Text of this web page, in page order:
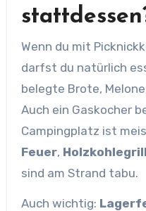
Wenn du mit
darfst du natürlich
belegte Brote,
Auch ein Gaskocher
Campingplatz ist
Feuer,
sind am Strand tabu.
Auch wichtig: